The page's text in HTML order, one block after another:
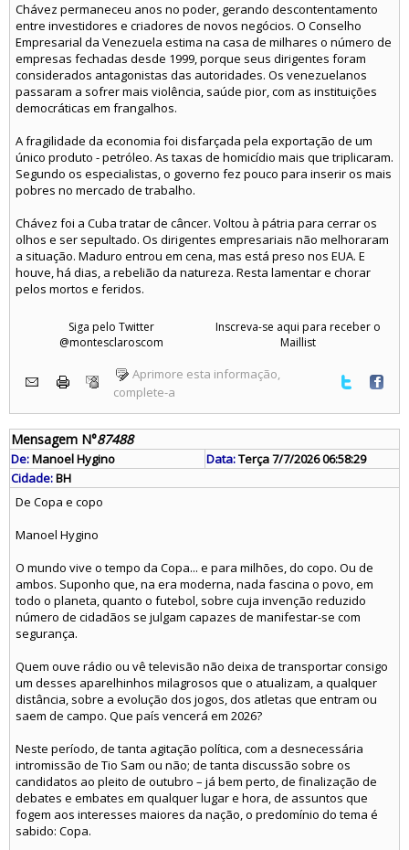
Chávez permaneceu anos no poder, gerando descontentamento
entre investidores e criadores de novos negócios. O Conselho
Empresarial da Venezuela estima na casa de milhares o número de
empresas fechadas desde 1999, porque seus dirigentes foram
considerados antagonistas das autoridades. Os venezuelanos
passaram a sofrer mais violência, saúde pior, com as instituições
democráticas em frangalhos.
A fragilidade da economia foi disfarçada pela exportação de um
único produto - petróleo. As taxas de homicídio mais que triplicaram.
Segundo os especialistas, o governo fez pouco para inserir os mais
pobres no mercado de trabalho.
Chávez foi a Cuba tratar de câncer. Voltou à pátria para cerrar os
olhos e ser sepultado. Os dirigentes empresariais não melhoraram
a situação. Maduro entrou em cena, mas está preso nos EUA. E
houve, há dias, a rebelião da natureza. Resta lamentar e chorar
pelos mortos e feridos.
Siga pelo Twitter
@montesclaroscom
Inscreva-se aqui para receber o
Maillist
Aprimore esta informação,
complete-a
Mensagem N°87488
De:Manoel Hygino Data:Terça 7/7/2026 06:58:29
Cidade:BH
De Copa e copo
Manoel Hygino
O mundo vive o tempo da Copa... e para milhões, do copo. Ou de
ambos. Suponho que, na era moderna, nada fascina o povo, em
todo o planeta, quanto o futebol, sobre cuja invenção reduzido
número de cidadãos se julgam capazes de manifestar-se com
segurança.
Quem ouve rádio ou vê televisão não deixa de transportar consigo
um desses aparelhinhos milagrosos que o atualizam, a qualquer
distância, sobre a evolução dos jogos, dos atletas que entram ou
saem de campo. Que país vencerá em 2026?
Neste período, de tanta agitação política, com a desnecessária
intromissão de Tio Sam ou não; de tanta discussão sobre os
candidatos ao pleito de outubro – já bem perto, de finalização de
debates e embates em qualquer lugar e hora, de assuntos que
fogem aos interesses maiores da nação, o predomínio do tema é
sabido: Copa.